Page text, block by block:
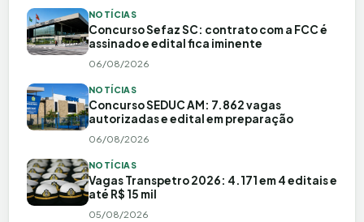
NOTÍCIAS
Concurso Sefaz SC: contrato com a FCC é
assinado e edital fica iminente
06/08/2026
NOTÍCIAS
Concurso SEDUC AM: 7.862 vagas
autorizadas e edital em preparação
06/08/2026
NOTÍCIAS
Vagas Transpetro 2026: 4.171 em 4 editais e
até R$ 15 mil
05/08/2026